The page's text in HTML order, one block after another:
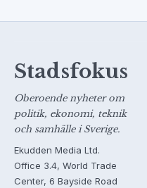
Stadsfokus
Oberoende nyheter om
politik, ekonomi, teknik
och samhälle i Sverige.
Ekudden Media Ltd.
Office 3.4, World Trade
Center, 6 Bayside Road